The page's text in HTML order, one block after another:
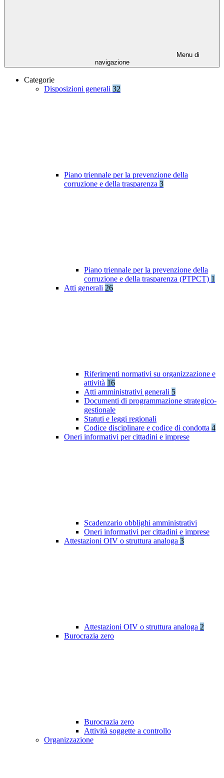
Menu di
navigazione
Categorie
Disposizioni generali 32
Piano triennale per la prevenzione della
corruzione e della trasparenza 3
Piano triennale per la prevenzione della
corruzione e della trasparenza (PTPCT) 1
Atti generali 26
Riferimenti normativi su organizzazione e
attività 16
Atti amministrativi generali 5
Documenti di programmazione strategico-
gestionale
Statuti e leggi regionali
Codice disciplinare e codice di condotta 4
Oneri informativi per cittadini e imprese
Scadenzario obblighi amministrativi
Oneri informativi per cittadini e imprese
Attestazioni OIV o struttura analoga 3
Attestazioni OIV o struttura analoga 2
Burocrazia zero
Burocrazia zero
Attività soggette a controllo
Organizzazione